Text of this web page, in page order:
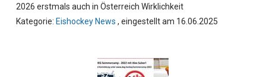
2026 erstmals auch in Österreich Wirklichkeit
Kategorie: Eishockey News , eingestellt am 16.06.2025